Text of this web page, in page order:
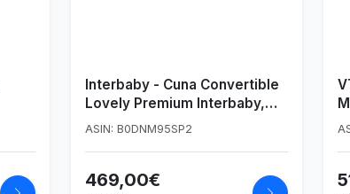
Interbaby - Cuna Convertible
Lovely Premium Interbaby,
Azul, CUNA11
ASIN: B0DNM95SP2
469,00€